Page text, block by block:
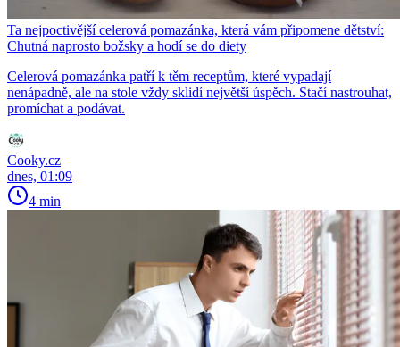
Ta nejpoctivější celerová pomazánka, která vám připomene dětství:
Chutná naprosto božsky a hodí se do diety
Celerová pomazánka patří k těm receptům, které vypadají
nenápadně, ale na stole vždy sklidí největší úspěch. Stačí nastrouhat,
promíchat a podávat.
Cooky.cz
dnes, 01:09
4 min